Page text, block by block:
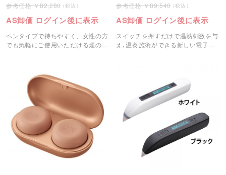
82,280
AS卸価 ログイン後に表示
ペンタイプで持ちやすく、女性の方
でも気軽にご使用いただける煙の出
89,540
AS卸価 ログイン後に表示
スイッチを押すだけで温熱刺激を与
え､温灸施術ができる新しい電子温